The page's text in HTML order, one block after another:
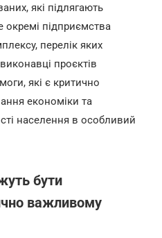
які підлягають
підприємства
перелік яких
проєктів
які є критично
економіки та
населення в особливий
бути
важливому